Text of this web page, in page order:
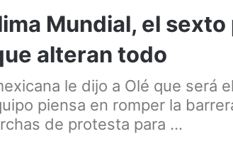
Mundial, el
alteran todo
le dijo a Olé que será
piensa en romper la
de protesta para ...